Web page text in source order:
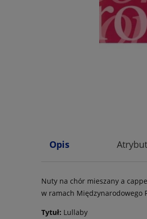
Opis
Nuty na chór mieszany a
w ramach Międzynarodowego
Tytuł: Lullaby